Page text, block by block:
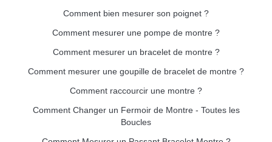
Comment bien mesurer son poignet ?
Comment mesurer une pompe de montre ?
Comment mesurer un bracelet de montre ?
Comment mesurer une goupille de bracelet de montre ?
Comment raccourcir une montre ?
Comment Changer un Fermoir de Montre - Toutes les
Boucles